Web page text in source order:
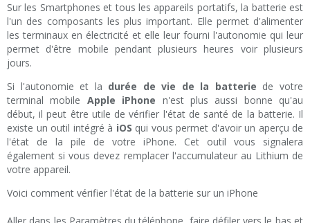
Sur les Smartphones et tous les appareils portatifs, la batterie est
l'un des composants les plus important. Elle permet d'alimenter
les terminaux en électricité et elle leur fourni l'autonomie qui leur
permet d'être mobile pendant plusieurs heures voir plusieurs
jours.
Si l'autonomie et la durée de vie de la batterie de votre
terminal mobile Apple iPhone n'est plus aussi bonne qu'au
début, il peut être utile de vérifier l'état de santé de la batterie. Il
existe un outil intégré à iOS qui vous permet d'avoir un aperçu de
l'état de la pile de votre iPhone. Cet outil vous signalera
également si vous devez remplacer l'accumulateur au Lithium de
votre appareil.
Voici comment vérifier l'état de la batterie sur un iPhone